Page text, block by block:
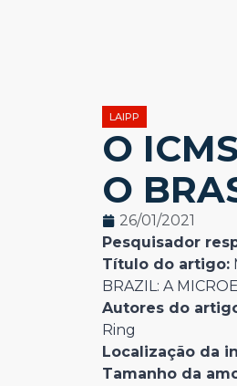
LAIPP
O
O
26/01/2021
Pesquisador
Título do artigo:
BRAZIL: A
Autores do
Ring
Localização da
Tamanho da